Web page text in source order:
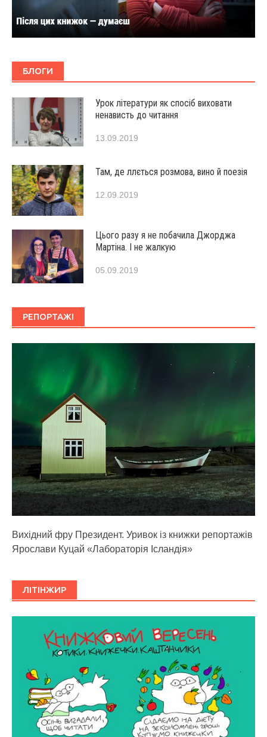
БЛОГИ
Урок літератури як спосіб виховати
ненависть до читання
13.09.2019
Там, де ллється розмова, вино й поезія
12.09.2019
Цього разу я не побачила Джорджа
Мартіна. І не жалкую
05.09.2019
РЕПОРТАЖІ
Вихідний фру Президент. Уривок із книжки репортажів
Ярослави Куцай «Лабораторія Ісландія»
ЛІТІНЖИР